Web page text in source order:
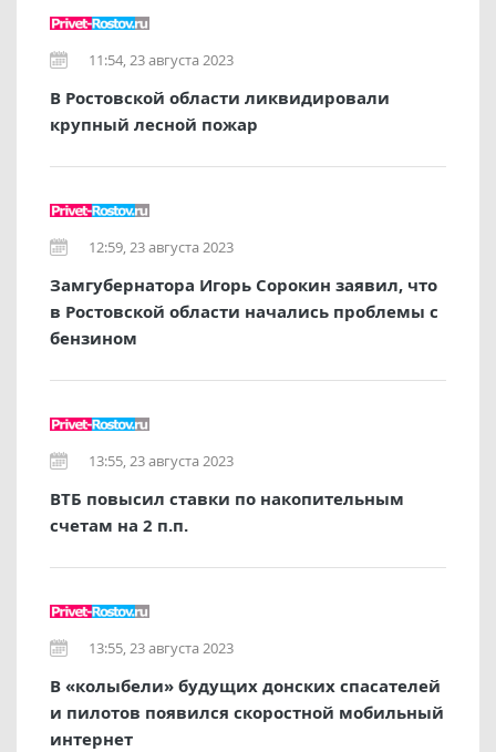
11:54, 23 августа 2023
В Ростовской области ликвидировали
крупный лесной пожар
12:59, 23 августа 2023
Замгубернатора Игорь Сорокин заявил, что
в Ростовской области начались проблемы с
бензином
13:55, 23 августа 2023
ВТБ повысил ставки по накопительным
счетам на 2 п.п.
13:55, 23 августа 2023
В «колыбели» будущих донских спасателей
и пилотов появился скоростной мобильный
интернет